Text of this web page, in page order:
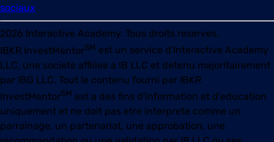
sociaux
2026 Interactive Academy. Tous droits reserves.
IBKR InvestMentorSM est un service d'Interactive Academy
LLC, une societe affiliee a IB LLC et detenu majoritairement
par IBG LLC. Tout le contenu fourni par IBKR
InvestMentorSM est a des fins d'information et d'education
uniquement et ne doit pas etre interprete comme un
parrainage, un partenariat, une approbation, une